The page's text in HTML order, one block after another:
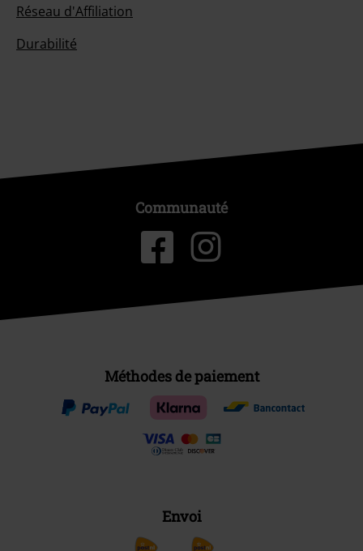
Réseau d'Affiliation
Durabilité
Communauté
Méthodes de paiement
Envoi